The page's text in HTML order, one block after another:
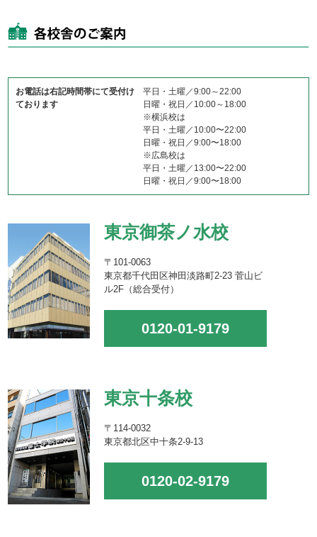
お電話は右記時間帯にて受付け
ております
平日・土曜／9:00～22:00
日曜・祝日／10:00～18:00
※横浜校は
平日・土曜／10:00〜22:00
日曜・祝日／9:00〜18:00
※広島校は
平日・土曜／13:00〜22:00
日曜・祝日／9:00〜18:00
東京御茶ノ水校
〒101-0063
東京都千代田区神田淡路町2-23 菅山ビ
ル2F（総合受付）
0120-01-9179
東京十条校
〒114-0032
東京都北区中十条2-9-13
0120-02-9179